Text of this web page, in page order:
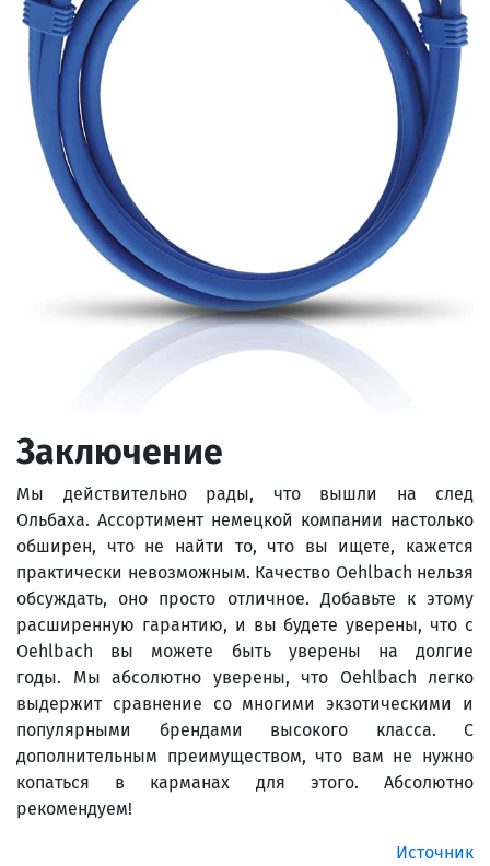
Заключение
Мы действительно рады, что вышли на след
Ольбаха. Ассортимент немецкой компании настолько
обширен, что не найти то, что вы ищете, кажется
практически невозможным. Качество Oehlbach нельзя
обсуждать, оно просто отличное. Добавьте к этому
расширенную гарантию, и вы будете уверены, что с
Oehlbach вы можете быть уверены на долгие
годы. Мы абсолютно уверены, что Oehlbach легко
выдержит сравнение со многими экзотическими и
популярными брендами высокого класса. С
дополнительным преимуществом, что вам не нужно
копаться в карманах для этого. Абсолютно
рекомендуем!
Источник